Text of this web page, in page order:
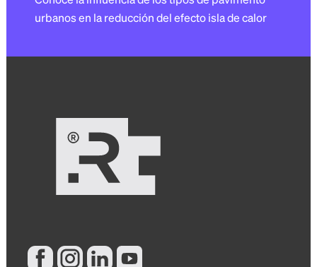
urbanos en la reducción del efecto isla de calor